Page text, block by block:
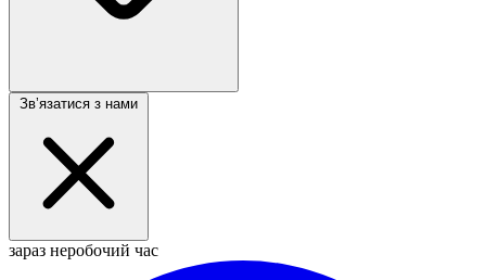
Звʼязатися з нами
зараз неробочий час